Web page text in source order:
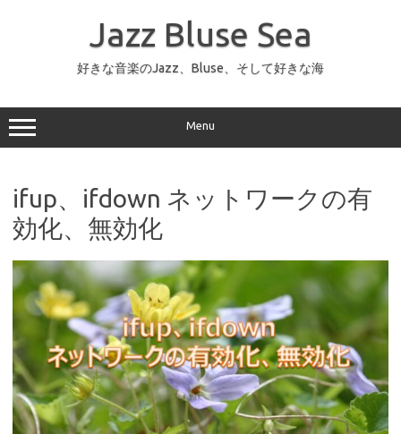
ッ
プ
Jazz Bluse Sea
好きな音楽のJazz、Bluse、そして好きな海
Menu
ifup、ifdown ネットワークの有
効化、無効化